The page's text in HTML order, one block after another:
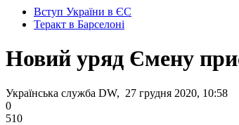
Вступ України в ЄС
Теракт в Барселоні
Новий уряд Ємену
Українська служба DW, 27 грудня 2020, 10:58
0
510